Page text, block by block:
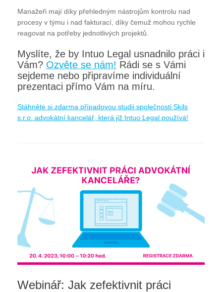
Manažeři mají díky přehledným nástrojům kontrolu nad
procesy v týmu i nad fakturací, díky čemuž mohou rychle
reagovat na potřeby jednotlivých projektů.
Myslíte, že by Intuo Legal usnadnilo práci i
Vám? Ozvěte se nám! Rádi se s Vámi
sejdeme nebo připravíme individuální
prezentaci přímo Vám na míru.
Stáhněte si zdarma případovou studii společnosti Skils
s.r.o. advokátní kancelář, která již Intuo Legal používá!
Webinář: Jak zefektivnit práci